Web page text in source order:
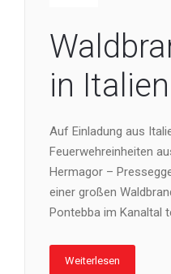
in Italien
Auf Einladung aus
Feuerwehreinheiten
Hermagor –
einer großen
Pontebba im Kanaltal
Weiterlesen